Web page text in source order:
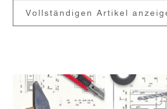
Vollständigen Artikel